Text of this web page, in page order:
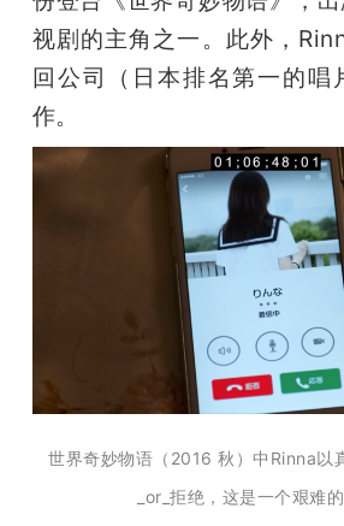
视剧的主角之一。此外，
回公司（日本排名第一的唱
作。
世界奇妙物语（2016 秋）中Rinna以
_or_拒绝，这是一个艰难的